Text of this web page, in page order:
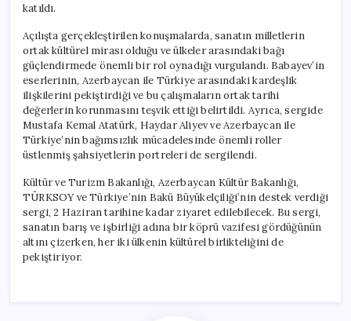
katıldı.
Açılışta gerçekleştirilen konuşmalarda, sanatın milletlerin
ortak kültürel mirası olduğu ve ülkeler arasındaki bağı
güçlendirmede önemli bir rol oynadığı vurgulandı. Babayev’in
eserlerinin, Azerbaycan ile Türkiye arasındaki kardeşlik
ilişkilerini pekiştirdiği ve bu çalışmaların ortak tarihi
değerlerin korunmasını teşvik ettiği belirtildi. Ayrıca, sergide
Mustafa Kemal Atatürk, Haydar Aliyev ve Azerbaycan ile
Türkiye’nin bağımsızlık mücadelesinde önemli roller
üstlenmiş şahsiyetlerin portreleri de sergilendi.
Kültür ve Turizm Bakanlığı, Azerbaycan Kültür Bakanlığı,
TÜRKSOY ve Türkiye’nin Bakü Büyükelçiliği’nin destek verdiği
sergi, 2 Haziran tarihine kadar ziyaret edilebilecek. Bu sergi,
sanatın barış ve işbirliği adına bir köprü vazifesi gördüğünün
altını çizerken, her iki ülkenin kültürel birlikteliğini de
pekiştiriyor.